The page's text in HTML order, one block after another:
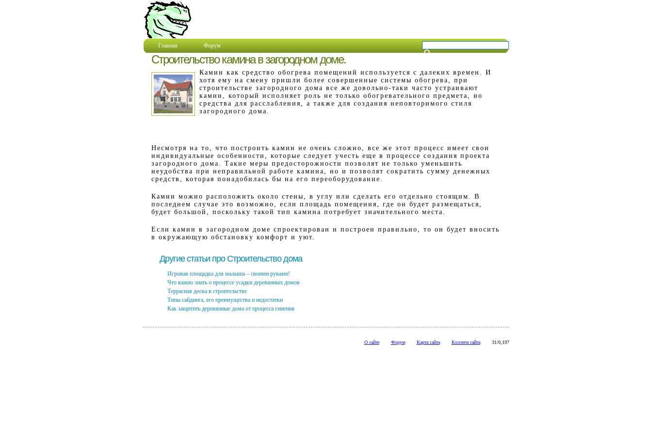
Главная Форум
Строительство камина в загородном доме.
Камин как средство обогрева помещений используется с далеких времен. И
хотя ему на смену пришли более совершенные системы обогрева, при
строительстве загородного дома все же довольно-таки часто устраивают
камин, который исполняет роль не только обогревательного предмета, но
средства для расслабления, а также для создания неповторимого стиля
загородного дома.
Несмотря на то, что построить камин не очень сложно, все же этот процесс имеет свои
индивидуальные особенности, которые следует учесть еще в процессе создания проекта
загородного дома. Такие меры предосторожности позволят не только уменьшить
неудобства при неправильной работе камина, но и позволят сократить сумму денежных
средств, которая понадобилась бы на его переоборудование.
Камин можно расположить около стены, в углу или сделать его отдельно стоящим. В
последнем случае это возможно, если площадь помещения, где он будет размещаться,
будет большой, поскольку такой тип камина потребует значительного места.
Если камин в загородном доме спроектирован и построен правильно, то он будет вносить
в окружающую обстановку комфорт и уют.
Другие статьи про Строительство дома
Игровая площадка для малыша – своими руками!
Что важно знать о процессе усадки деревянных домов
Террасная доска в строительстве
Типы сайдинга, его преимущества и недостатки
Как защитить деревянные дома от процесса гниения
О сайте Форум Карта сайта Коллеги сайта 31/0,197